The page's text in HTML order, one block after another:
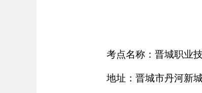
考点名称：晋城职业
地址：晋城市丹河新